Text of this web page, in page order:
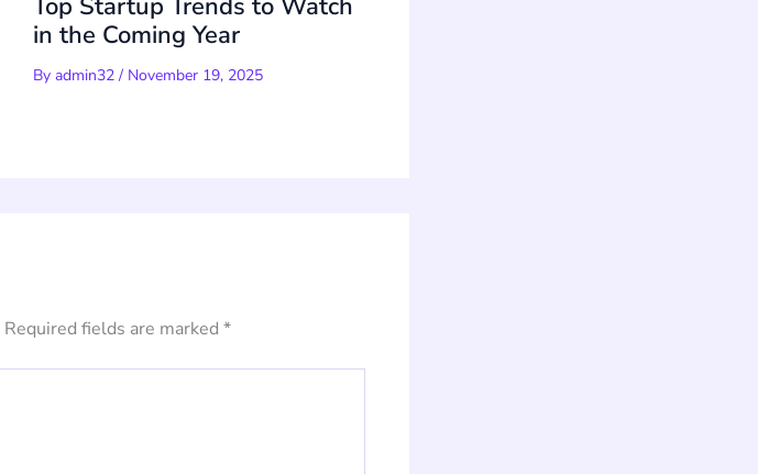
in the Coming Year
By admin32 / November 19, 2025
Required fields are marked *